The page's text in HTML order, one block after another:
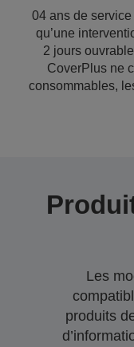
04 ans de
qu’une
2 jours
CoverPlus ne
consommables,
Les
produits